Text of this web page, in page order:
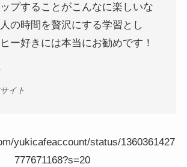
プすることがこんなに楽しいな
の時間を贅沢にする学習とし
ー好きには本当にお勧めです！
イト
yukicafeaccount/status/1360361427
777671168?s=20